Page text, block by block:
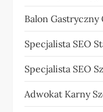
Balon Gastryczny
Specjalista SEO
Specjalista SEO
Adwokat Karny